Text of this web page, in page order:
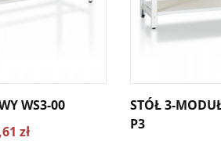
WS3-00
zł
STÓŁ 3-
P3